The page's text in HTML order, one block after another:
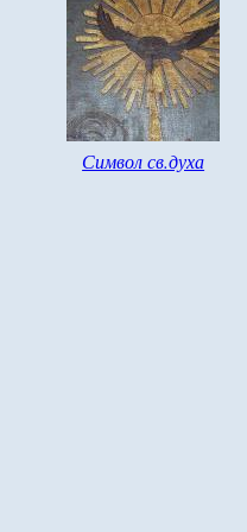
Символ св.духа